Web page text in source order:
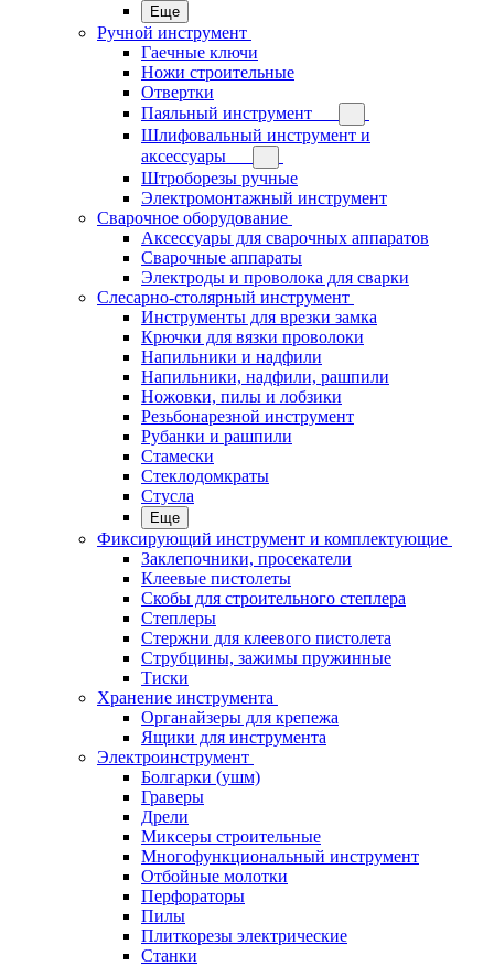
Еще
Ручной инструмент
Гаечные ключи
Ножи строительные
Отвертки
Паяльный инструмент
Шлифовальный инструмент и
аксессуары
Штроборезы ручные
Электромонтажный инструмент
Сварочное оборудование
Аксессуары для сварочных аппаратов
Сварочные аппараты
Электроды и проволока для сварки
Слесарно-столярный инструмент
Инструменты для врезки замка
Крючки для вязки проволоки
Напильники и надфили
Напильники, надфили, рашпили
Ножовки, пилы и лобзики
Резьбонарезной инструмент
Рубанки и рашпили
Стамески
Стеклодомкраты
Стусла
Еще
Фиксирующий инструмент и комплектующие
Заклепочники, просекатели
Клеевые пистолеты
Скобы для строительного степлера
Степлеры
Стержни для клеевого пистолета
Струбцины, зажимы пружинные
Тиски
Хранение инструмента
Органайзеры для крепежа
Ящики для инструмента
Электроинструмент
Болгарки (ушм)
Граверы
Дрели
Миксеры строительные
Многофункциональный инструмент
Отбойные молотки
Перфораторы
Пилы
Плиткорезы электрические
Станки